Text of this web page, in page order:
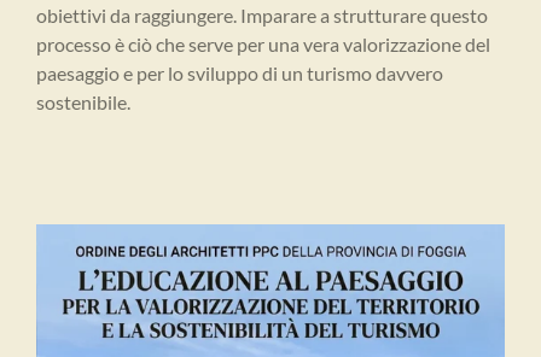
obiettivi da raggiungere. Imparare a strutturare questo
processo è ciò che serve per una vera valorizzazione del
paesaggio e per lo sviluppo di un turismo davvero
sostenibile.